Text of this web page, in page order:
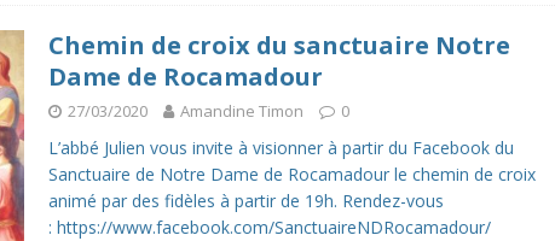
Chemin de croix du sanctuaire Notre
Dame de Rocamadour
27/03/2020 Amandine Timon 0
L’abbé Julien vous invite à visionner à partir du Facebook du
Sanctuaire de Notre Dame de Rocamadour le chemin de croix
animé par des fidèles à partir de 19h. Rendez-vous
: https://www.facebook.com/SanctuaireNDRocamadour/